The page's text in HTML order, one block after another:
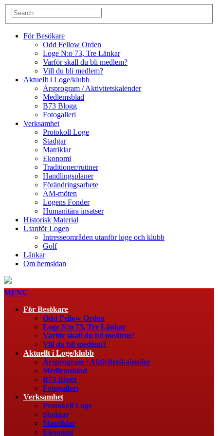
För Besökare
Odd Fellow Orden
Loge N:o 73, Tre Länkar
Varför skall du bli medlem?
Vill du bli medlem?
Aktuellt i Loge/klubb
Årsprogram / Aktivitetskalender
Medlemsblad
B73 Blogg
Fotogalleri
Verksamhet
Protokoll Loge
Stadgar
Matriklar
Ekonomi
Traditioner/rutiner
Handlingsplaner
Förändringsarbete
ÄM-möten
Logens Fonder
Humanitära insatser
Historisk Material
Utanför Logen
Intresseområden utanför loge och klubb
Golf
Länkar
Om hemsidan
MENU
För Besökare
Odd Fellow Orden
Loge N:o 73, Tre Länkar
Varför skall du bli medlem?
Vill du bli medlem?
Aktuellt i Loge/klubb
Årsprogram / Aktivitetskalender
Medlemsblad
B73 Blogg
Fotogalleri
Verksamhet
Protokoll Loge
Stadgar
Matriklar
Ekonomi